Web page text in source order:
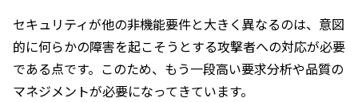
セキュリティが他の非機能要件と大きく異なるのは、意図
的に何らかの障害を起こそうとする攻撃者への対応が必要
である点です。このため、もう一段高い要求分析や品質の
マネジメントが必要になってきています。